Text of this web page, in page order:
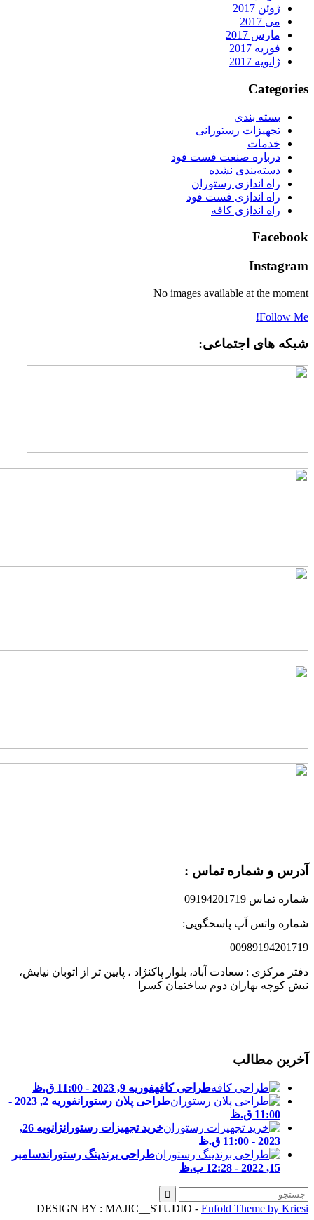
ژوئن 2017
می 2017
مارس 2017
فوریه 2017
ژانویه 2017
بسته بندی
تجهیزات رستورانی
خدمات
درباره صنعت فست فود
دسته‌بندی نشده
راه اندازی رستوران
راه اندازی فست فود
راه اندازی کافه
No images available at the
Follow
های اجتماعی:
و شماره تماس :
تماس 09194201719
واتس آپ پاسخگویی:
مرکزی : سعادت آباد، بلوار پاکنژاد ، پایین تر از اتوبان نیایش،
کوچه بهاران دوم ساختمان کسرا
مطالب
طراحی کافهفوریه 9, 2023 - 11:00 ق.ظ
طراحی پلان رستوران
فوریه 2, 2023 -
11:00 ق.ظ
خرید تجهیزات رستوران
ژانویه 26,
2023 - 11:00 ق.ظ
طراحی برندینگ رستوران دسامبر
15, 2022 - 12:28 ب.ظ
DESIGN BY : MAJIC__STUDIO -Enfold Theme by